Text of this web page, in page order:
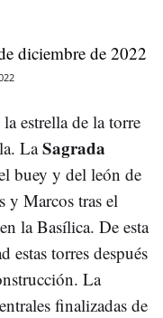
estrella de la torre
LaSagrada
buey y del león de
y Marcos tras el
la Basílica. De esta
estas torres después
La
finalizadas de